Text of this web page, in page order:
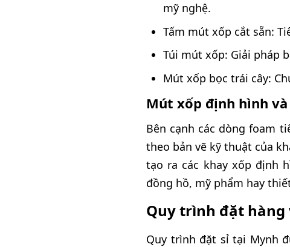
mỹ nghệ.
Tấm mút xốp cắt sẵn:
Túi mút xốp: Giải pháp
Mút xốp bọc trái cây:
Mút xốp định hình
Bên cạnh các dòng foam
theo bản vẽ kỹ thuật của
tạo ra các khay xốp định
đồng hồ, mỹ phẩm hay
Quy trình đặt hàng
Quy trình đặt sỉ tại Mynh